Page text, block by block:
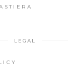
LEGAL